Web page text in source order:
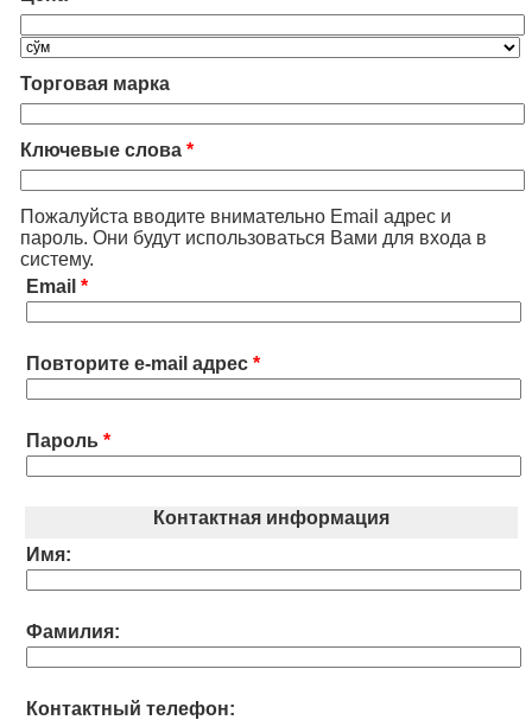
Торговая марка
Ключевые слова *
Пожалуйста вводите внимательно Email адрес и
пароль. Они будут использоваться Вами для входа в
систему.
Email *
Повторите e-mail адрес *
Пароль *
Контактная информация
Имя:
Фамилия:
Контактный телефон: